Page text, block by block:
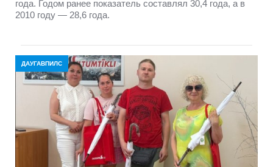
года. Годом ранее показатель составлял 30,4 года, а в
2010 году — 28,6 года.
ДАУГАВПИЛС